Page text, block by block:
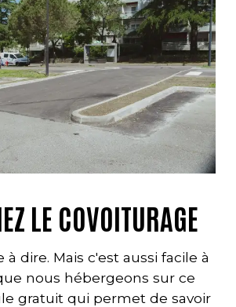
LE COVOITURAGE
à dire. Mais c'est aussi facile à
nous hébergeons sur ce
gratuit qui permet de savoir